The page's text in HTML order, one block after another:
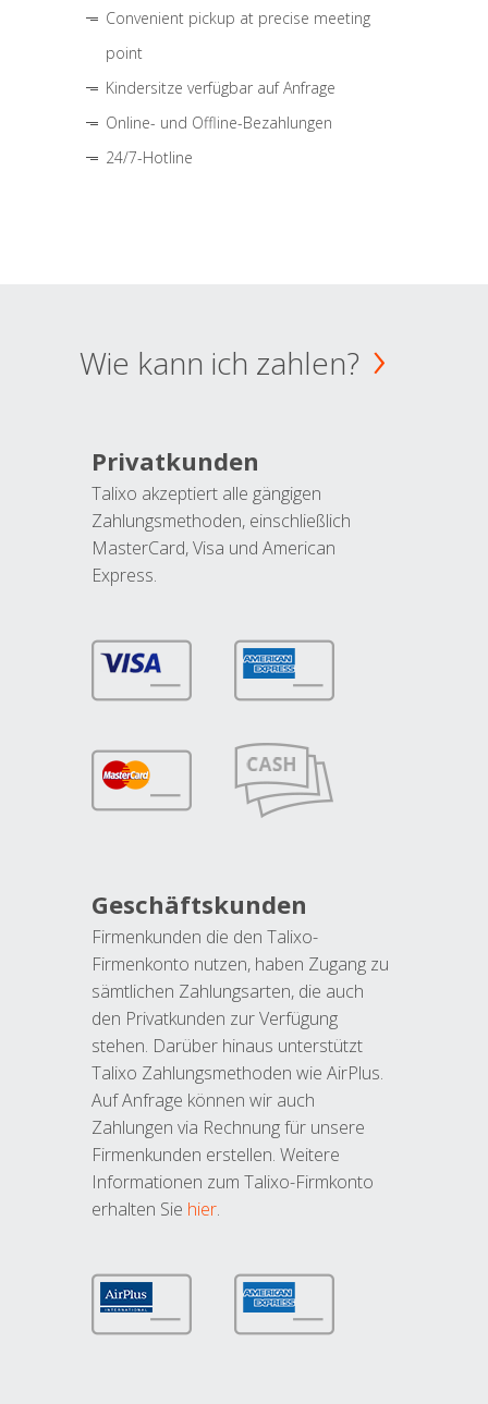
Convenient pickup at precise meeting
point
Kindersitze verfügbar auf Anfrage
Online- und Offline-Bezahlungen
24/7-Hotline
Wie kann ich zahlen?
Privatkunden
Talixo akzeptiert alle gängigen
Zahlungsmethoden, einschließlich
MasterCard, Visa und American
Express.
Geschäftskunden
Firmenkunden die den Talixo-
Firmenkonto nutzen, haben Zugang zu
sämtlichen Zahlungsarten, die auch
den Privatkunden zur Verfügung
stehen. Darüber hinaus unterstützt
Talixo Zahlungsmethoden wie AirPlus.
Auf Anfrage können wir auch
Zahlungen via Rechnung für unsere
Firmenkunden erstellen. Weitere
Informationen zum Talixo-Firmkonto
erhalten Sie hier.